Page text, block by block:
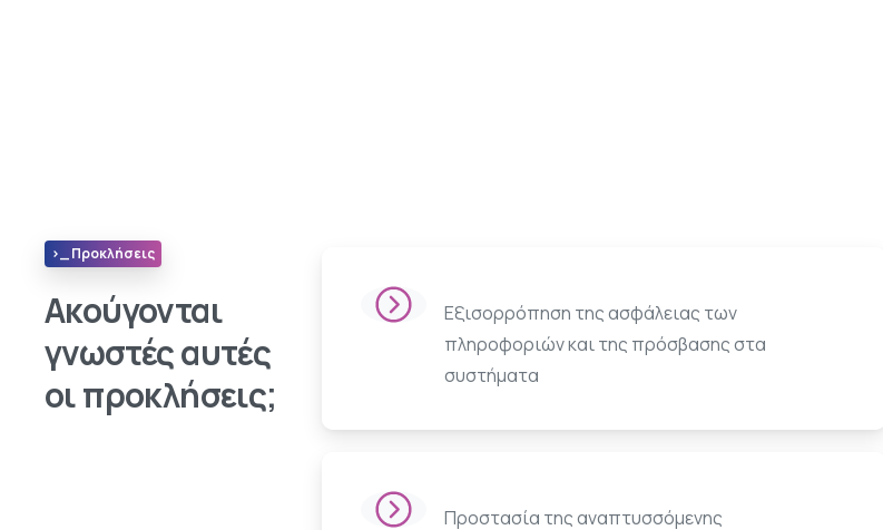
>_ Προκλήσεις
Ακούγονται
γνωστές αυτές
οι προκλήσεις;
Εξισορρόπηση της ασφάλειας των
πληροφοριών και της πρόσβασης στα
συστήματα
Προστασία της αναπτυσσόμενης